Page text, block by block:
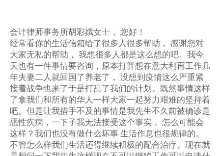
会计律师事务所胡彩娥女士， 您好！
经常看你的生活信箱给了很多人很多帮助， 感谢您对
大家无私的帮助， 我想很多人都是这么想的吧。我今
天也有一件事情要咨询，原本打算想在意大利再工作几
年夫妻二人就回国了养老了， 没想到疫情这么严重紧
接着战争也来了于是打乱了我们的计划。既然事情这样
了拿我们和所有的华人一样大家一起努力艰难的坚持着
吧。但是让我措手不及的事情是我先生不久前被确诊是
恶性疾病，一下子我无法接受这个事实， 怎么可能会
这样？我们也没有做什么坏事 生活作息也很规律的。
不管怎么样我们生活还得继续积极的配合治疗。现在就